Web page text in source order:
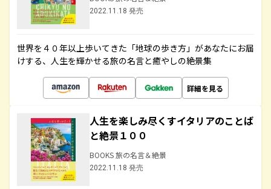
2022.11.18 発売
世界を４０年以上歩いてきた「地球の歩き方」があなたにお届
けする、人生を輝かせる旅の名言と癒やしの絶景集
詳細を見る
人生を楽しみ尽くすイタリアのことば
と絶景１００
BOOKS 旅の名言＆絶景
2022.11.18 発売